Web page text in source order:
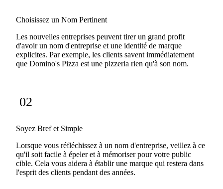
Choisissez un Nom Pertinent
Les nouvelles entreprises peuvent tirer un grand profit
d'avoir un nom d'entreprise et une identité de marque
explicites. Par exemple, les clients savent immédiatement
que Domino's Pizza est une pizzeria rien qu'à son nom.
02
Soyez Bref et Simple
Lorsque vous réfléchissez à un nom d'entreprise, veillez à ce
qu'il soit facile à épeler et à mémoriser pour votre public
cible. Cela vous aidera à établir une marque qui restera dans
l'esprit des clients pendant des années.